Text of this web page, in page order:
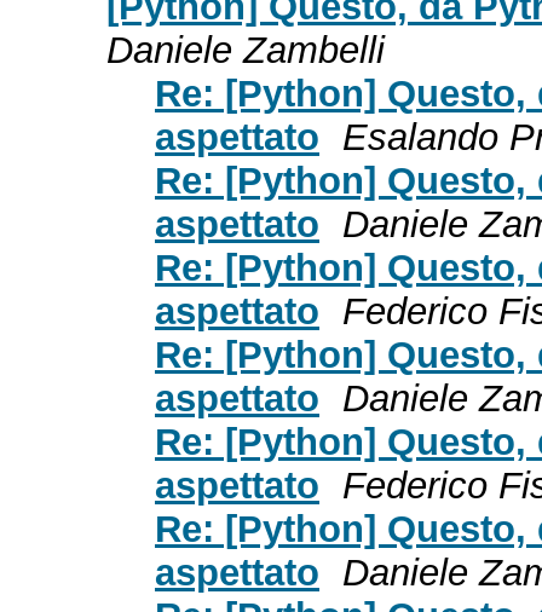
Daniele Zambelli
Re: [Python]
aspettato Esalando
Re: [Python]
aspettato Daniele
Re: [Python]
aspettato Federico
Re: [Python]
aspettato Daniele
Re: [Python]
aspettato Federico
Re: [Python]
aspettato Daniele